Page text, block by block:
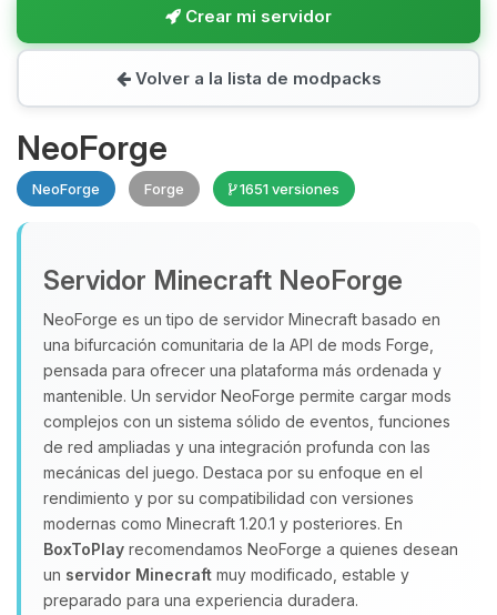
Crear mi servidor
Volver a la lista de modpacks
NeoForge
NeoForge Forge 1651 versiones
Servidor Minecraft NeoForge
NeoForge es un tipo de servidor Minecraft basado en
una bifurcación comunitaria de la API de mods Forge,
pensada para ofrecer una plataforma más ordenada y
mantenible. Un servidor NeoForge permite cargar mods
complejos con un sistema sólido de eventos, funciones
de red ampliadas y una integración profunda con las
mecánicas del juego. Destaca por su enfoque en el
rendimiento y por su compatibilidad con versiones
modernas como Minecraft 1.20.1 y posteriores. En
BoxToPlay recomendamos NeoForge a quienes desean
un servidor Minecraft muy modificado, estable y
preparado para una experiencia duradera.
Yupi, por fin alguien con quien
hablar! Soy Choupy, tu pequeno
asistente de BoxToPlay. Cuentame
que necesitas y moveré mis
pequenos circuitos para ayudarte.
09/08/2026 03:57